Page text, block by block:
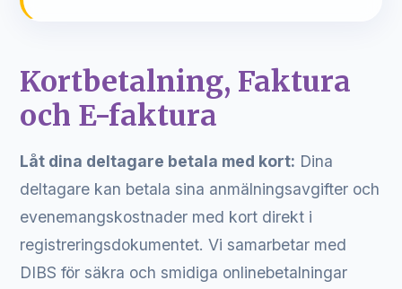
Kortbetalning, Faktura
och E-faktura
Låt dina deltagare betala med kort: Dina
deltagare kan betala sina anmälningsavgifter och
evenemangskostnader med kort direkt i
registreringsdokumentet. Vi samarbetar med
DIBS för säkra och smidiga onlinebetalningar